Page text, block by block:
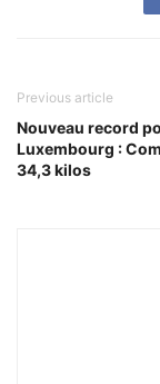
Previous article
Nouveau record
Luxembourg :
34,3 kilos